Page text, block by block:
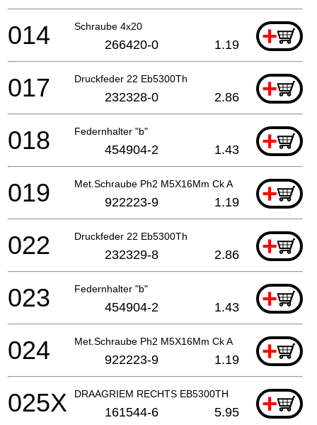
Schraube 4x20 +
014 266420-0 1.19
Druckfeder 22 Eb5300Th +
017 232328-0 2.86
Federnhalter "b" +
018 454904-2 1.43
Met.Schraube Ph2 M5X16Mm Ck A +
019 922223-9 1.19
Druckfeder 22 Eb5300Th +
022 232329-8 2.86
Federnhalter "b" +
023 454904-2 1.43
Met.Schraube Ph2 M5X16Mm Ck A +
024 922223-9 1.19
DRAAGRIEM RECHTS EB5300TH +
025X 161544-6 5.95